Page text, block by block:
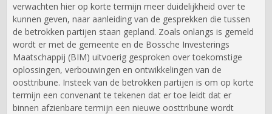
verwachten hier op korte termijn meer duidelijkheid over te
kunnen geven, naar aanleiding van de gesprekken die tussen
de betrokken partijen staan gepland. Zoals onlangs is gemeld
wordt er met de gemeente en de Bossche Investerings
Maatschappij (BIM) uitvoerig gesproken over toekomstige
oplossingen, verbouwingen en ontwikkelingen van de
oosttribune. Insteek van de betrokken partijen is om op korte
termijn een convenant te tekenen dat er toe leidt dat er
binnen afzienbare termijn een nieuwe oosttribune wordt